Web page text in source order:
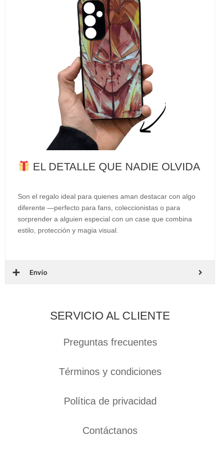
EL DETALLE QUE NADIE OLVIDA
Son el regalo ideal para quienes aman destacar con algo
diferente —perfecto para fans, coleccionistas o para
sorprender a alguien especial con un case que combina
estilo, protección y magia visual.
Envío
SERVICIO AL CLIENTE
Preguntas frecuentes
Términos y condiciones
Política de privacidad
Contáctanos